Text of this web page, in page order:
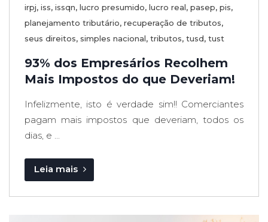
irpj, iss, issqn, lucro presumido, lucro real, pasep, pis,
planejamento tributário, recuperação de tributos,
seus direitos, simples nacional, tributos, tusd, tust
93% dos Empresários Recolhem
Mais Impostos do que Deveriam!
Infelizmente, isto é verdade sim!! Comerciantes
pagam mais impostos que deveriam, todos os
dias, e ...
Leia mais